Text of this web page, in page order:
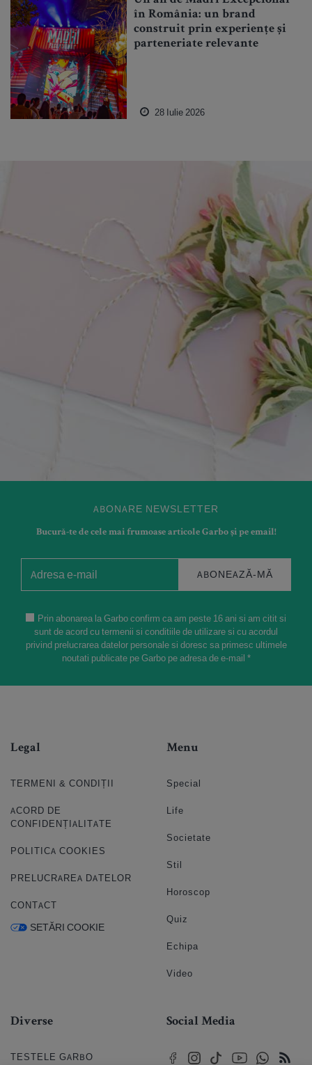
în România: un brand
construit prin experiențe și
parteneriate relevante
28 Iulie 2026
ABONARE NEWSLETTER
Bucură-te de cele mai frumoase articole Garbo și pe email!
ABONEAZĂ-MĂ
Prin abonarea la Garbo confirm ca am peste 16 ani si am citit si
sunt de acord cu termenii si conditiile de utilizare si cu acordul
privind prelucrarea datelor personale si doresc sa primesc ultimele
noutati publicate pe Garbo pe adresa de e-mail *
Legal
TERMENI & CONDIȚII
ACORD DE
CONFIDENȚIALITATE
POLITICA COOKIES
PRELUCRAREA DATELOR
CONTACT
SETĂRI COOKIE
Menu
Special
Life
Societate
Stil
Horoscop
Quiz
Echipa
Video
Diverse
TESTELE GARBO
Social Media